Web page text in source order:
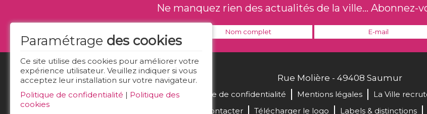
Paramétrage des cookies
Ce site utilise des cookies pour améliorer votre
expérience utilisateur. Veuillez indiquer si vous
acceptez leur installation sur votre navigateur.
Politique de confidentialité | Politique des
cookies
Ne manquez rien des actualités de la ville... Abonnez-
Rue Molière - 49408 Saumur
Politique de confidentialité Mentions légales La Ville
Nous contacter
Télécharger le logo Labels & distinctions